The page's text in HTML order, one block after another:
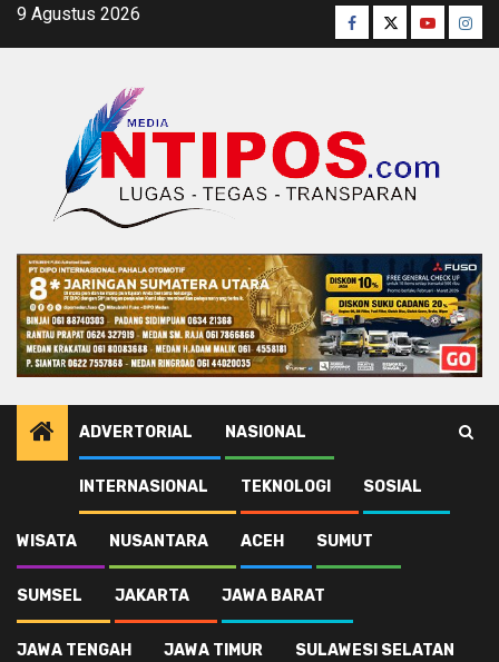
Skip9 Agustus 2026 Facebook
TwitterYoutube
ADVERTORIAL NASIONAL
INTERNASIONAL TEKNOLOGI SOSIAL
WISATA NUSANTARA ACEH SUMUT
SUMSEL JAKARTA JAWA BARAT
JAWA TENGAH JAWA TIMUR SULAWESI SELATAN